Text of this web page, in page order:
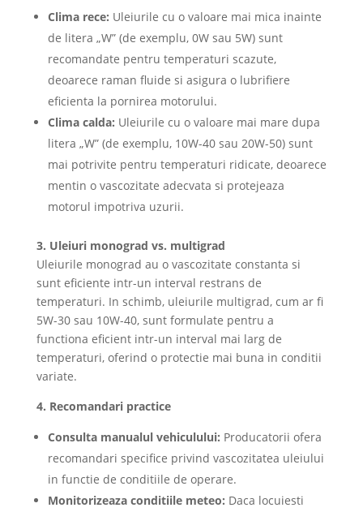
Clima rece: Uleiurile cu o valoare mai mica inainte
de litera „W” (de exemplu, 0W sau 5W) sunt
recomandate pentru temperaturi scazute,
deoarece raman fluide si asigura o lubrifiere
eficienta la pornirea motorului.
Clima calda: Uleiurile cu o valoare mai mare dupa
litera „W” (de exemplu, 10W-40 sau 20W-50) sunt
mai potrivite pentru temperaturi ridicate, deoarece
mentin o vascozitate adecvata si protejeaza
motorul impotriva uzurii.
3. Uleiuri monograd vs. multigrad
Uleiurile monograd au o vascozitate constanta si
sunt eficiente intr-un interval restrans de
temperaturi. In schimb, uleiurile multigrad, cum ar fi
5W-30 sau 10W-40, sunt formulate pentru a
functiona eficient intr-un interval mai larg de
temperaturi, oferind o protectie mai buna in conditii
variate.
4. Recomandari practice
Consulta manualul vehiculului: Producatorii ofera
recomandari specifice privind vascozitatea uleiului
in functie de conditiile de operare.
Monitorizeaza conditiile meteo: Daca locuiesti